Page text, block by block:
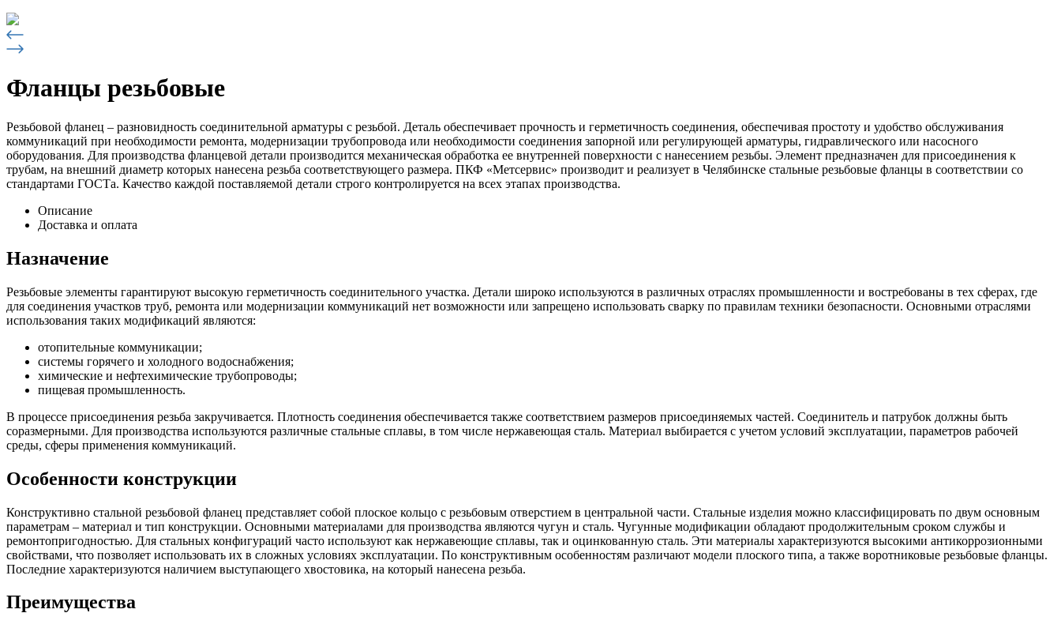
Фланцы резьбовые
Резьбовой фланец – разновидность соединительной арматуры с резьбой. Деталь обеспечивает прочность и герметичность соединения, обеспечивая простоту и удобство обслуживания
коммуникаций при необходимости ремонта, модернизации трубопровода или необходимости соединения запорной или регулирующей арматуры, гидравлического или насосного
оборудования. Для производства фланцевой детали производится механическая обработка ее внутренней поверхности с нанесением резьбы. Элемент предназначен для присоединения к
трубам, на внешний диаметр которых нанесена резьба соответствующего размера. ПКФ «Метсервис» производит и реализует в Челябинске стальные резьбовые фланцы в соответствии со
стандартами ГОСТа. Качество каждой поставляемой детали строго контролируется на всех этапах производства.
Описание
Доставка и оплата
Назначение
Резьбовые элементы гарантируют высокую герметичность соединительного участка. Детали широко используются в различных отраслях промышленности и востребованы в тех сферах, где
для соединения участков труб, ремонта или модернизации коммуникаций нет возможности или запрещено использовать сварку по правилам техники безопасности. Основными отраслями
использования таких модификаций являются:
отопительные коммуникации;
системы горячего и холодного водоснабжения;
химические и нефтехимические трубопроводы;
пищевая промышленность.
В процессе присоединения резьба закручивается. Плотность соединения обеспечивается также соответствием размеров присоединяемых частей. Соединитель и патрубок должны быть
соразмерными. Для производства используются различные стальные сплавы, в том числе нержавеющая сталь. Материал выбирается с учетом условий эксплуатации, параметров рабочей
среды, сферы применения коммуникаций.
Особенности конструкции
Конструктивно стальной резьбовой фланец представляет собой плоское кольцо с резьбовым отверстием в центральной части. Стальные изделия можно классифицировать по двум основным
параметрам – материал и тип конструкции. Основными материалами для производства являются чугун и сталь. Чугунные модификации обладают продолжительным сроком службы и
ремонтопригодностью. Для стальных конфигураций часто используют как нержавеющие сплавы, так и оцинкованную сталь. Эти материалы характеризуются высокими антикоррозионными
свойствами, что позволяет использовать их в сложных условиях эксплуатации. По конструктивным особенностям различают модели плоского типа, а также воротниковые резьбовые фланцы.
Последние характеризуются наличием выступающего хвостовика, на который нанесена резьба.
Преимущества